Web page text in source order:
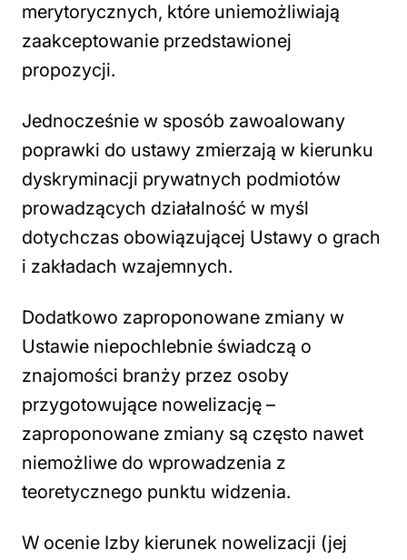
merytorycznych, które uniemożliwiają
zaakceptowanie przedstawionej
propozycji.
Jednocześnie w sposób zawoalowany
poprawki do ustawy zmierzają w kierunku
dyskryminacji prywatnych podmiotów
prowadzących działalność w myśl
dotychczas obowiązującej Ustawy o grach
i zakładach wzajemnych.
Dodatkowo zaproponowane zmiany w
Ustawie niepochlebnie świadczą o
znajomości branży przez osoby
przygotowujące nowelizację –
zaproponowane zmiany są często nawet
niemożliwe do wprowadzenia z
teoretycznego punktu widzenia.
W ocenie Izby kierunek nowelizacji (jej